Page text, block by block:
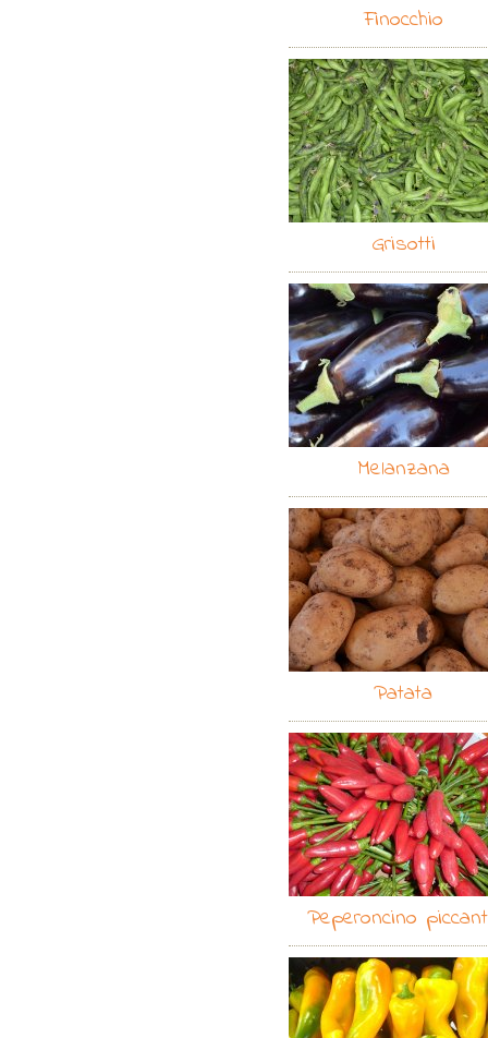
Finocchio
Grisotti
Melanzana
Patata
Peperoncino